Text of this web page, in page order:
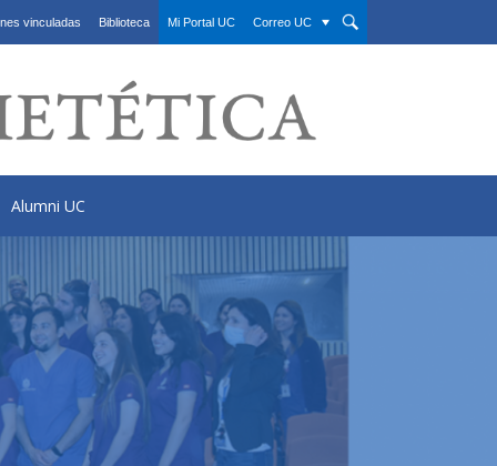
vinculadas Biblioteca Mi Portal UC Correo UC
Alumni UC